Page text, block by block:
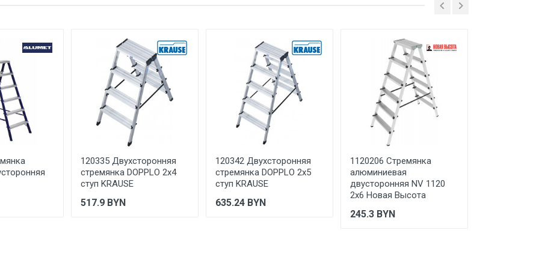
105
0.95
80
ГОСТ Р 58752-2019. DIN EN-131
225
Развальцованное соединение
120335 Двухсторонняя
стремянка DOPPLO 2х4
ступ KRAUSE
517.9 BYN
120342 Двухсторонняя
стремянка DOPPLO 2х5
ступ KRAUSE
635.24 BYN
1120206 Стремянка
алюминиевая
двусторонняя NV 1120
2х6 Новая Высота
245.3 BYN